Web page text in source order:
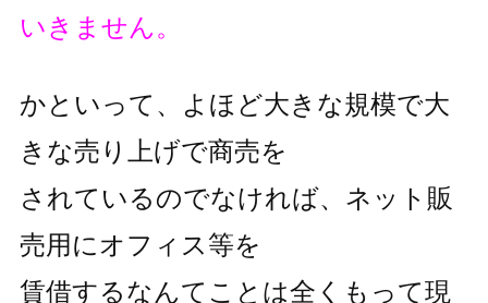
いきません。
かといって、よほど大きな規模で大
きな売り上げで商売を
されているのでなければ、ネット販
売用にオフィス等を
賃借するなんてことは全くもって現